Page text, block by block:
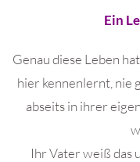
Ein
Genau diese Leben
hier kennenlernt, nie
abseits in ihrer
Ihr Vater weiß das